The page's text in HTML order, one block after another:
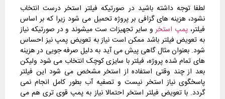
لطفا توجه داشته باشید در صورتیکه فیلتر استخر درست انتخاب
نشود، هزینه های گزافی بر پروژه تحمیل می شود زیرا که بر اساس
فیلتر، پمپ استخرو سایر تجهیزات ست میشوند و در صورتیکه نیاز
به تعویض فیلتر باشد ممکن است نیاز به تعویض پمپ نیز احساس
شود. بعنوان مثال گاهی پیش می آید به دلیل صرفه جویی در هزینه
های تمام شده پروژه، فیلتر با سایزی کوچک انتخاب می شود ولیکن
بعد از چند وقتی استفاده از استخر مشخص می شود این فیلتر
پاسخگوی نیاز استخر نیست و تصفیه آب بطور کامل انجام نمی
گردد. با تعویض فیلتر استخر احتمالا نیاز به پمپ قوی تری هم می